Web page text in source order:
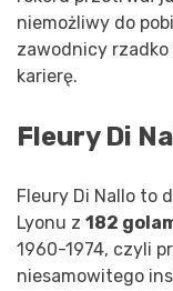
niemożliwy do
zawodnicy rzadko
karierę.
Fleury Di
Fleury Di Nallo to
Lyonu z 182
1960-1974, czyli
niesamowitego